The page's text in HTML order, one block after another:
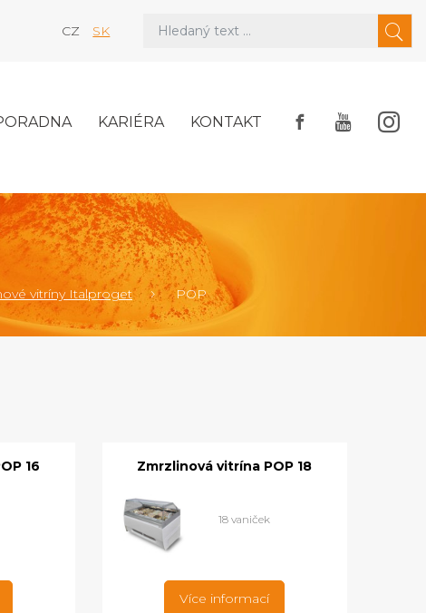
CZ SK
KARIÉRA KONTAKT
vitríny Italproget POP
16 Zmrzlinová vitrína POP 18
18 vaniček
Více informací